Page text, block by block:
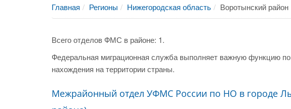
Главная Регионы Нижегородская область Воротынский район
Всего отделов ФМС в районе: 1.
Федеральная миграционная служба выполняет важную функцию
нахождения на территории страны.
Межрайонный отдел УФМС России по НО в городе